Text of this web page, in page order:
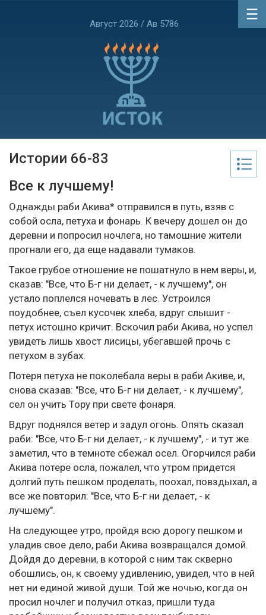
Август 2026 / Ав 5786
Истории 66-83
Все к лучшему!
Однажды раби Акива* отправился в путь, взяв с
собой осла, петуха и фонарь. К вечеру дошел он до
деревни и попросил ночлега, но тамошние жители
прогнали его, да еще надавали тумаков.
Такое грубое отношение не пошатнуло в нем веры, и,
сказав: "Все, что Б-г ни делает, - к лучшему", он
устало поплелся ночевать в лес. Устроился
поудобнее, съел кусочек хлеба, вдруг слышит -
петух истошно кричит. Вскочил раби Акива, но успел
увидеть лишь хвост лисицы, убегавшей прочь с
петухом в зубах.
Потеря петуха не поколебала веры в раби Акиве, и,
снова сказав: "Все, что Б-г ни делает, - к лучшему",
сел он учить Тору при свете фонаря.
Вдруг поднялся ветер и задул огонь. Опять сказал
раби: "Все, что Б-г ни делает, - к лучшему", - и тут же
заметил, что в темноте сбежал осел. Огорчился раби
Акива потере осла, пожалел, что утром придется
долгий путь пешком проделать, поохал, повздыхал, а
все же повторил: "Все, что Б-г ни делает, - к
лучшему".
На следующее утро, пройдя всю дорогу пешком и
уладив свое дело, раби Акива возвращался домой.
Дойдя до деревни, в которой с ним так скверно
обошлись, он, к своему удивлению, увидел, что в ней
нет ни единой живой души. Той же ночью, когда он
просил ночлег и получил отказ, пришли туда